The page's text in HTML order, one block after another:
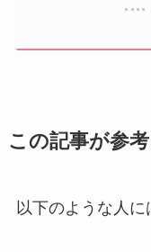
この記事が参
以下のような人に